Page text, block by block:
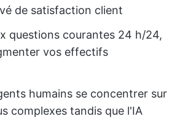
de satisfaction client
questions courantes 24 h/24,
vos effectifs
humains se concentrer sur
complexes tandis que l'IA